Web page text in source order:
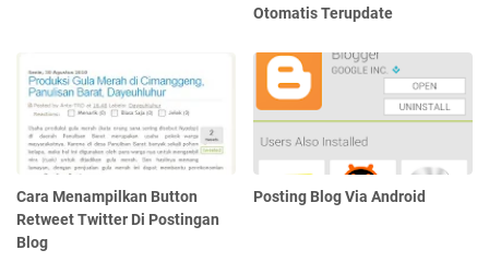
Otomatis Terupdate
Cara Menampilkan Button
Retweet Twitter Di Postingan
Blog
Posting Blog Via Android